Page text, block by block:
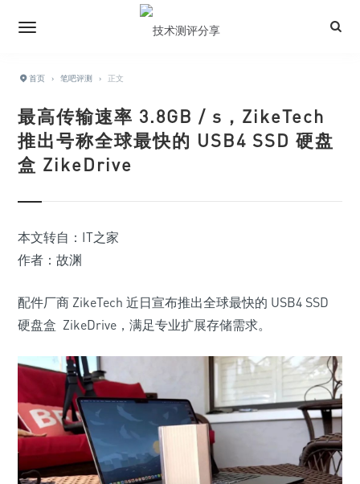
首页 › 笔吧评测 › 正文
最高传输速率 3.8GB / s，ZikeTech
推出号称全球最快的 USB4 SSD 硬盘
盒 ZikeDrive
本文转自：IT之家
作者：故渊
配件厂商 ZikeTech 近日宣布推出全球最快的 USB4 SSD
硬盘盒 ZikeDrive，满足专业扩展存储需求。